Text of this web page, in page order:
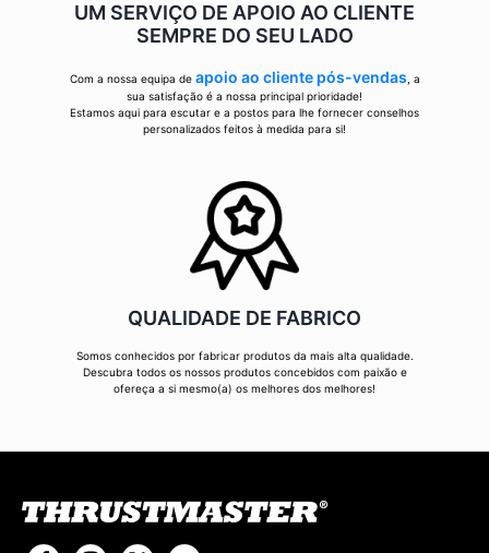
UM SERVIÇO DE APOIO AO CLIENTE
SEMPRE DO SEU LADO
Com a nossa equipa de apoio ao cliente pós-vendas , a
sua satisfação é a nossa principal prioridade!
Estamos aqui para escutar e a postos para lhe fornecer conselhos
personalizados feitos à medida para si!
QUALIDADE DE FABRICO
Somos conhecidos por fabricar produtos da mais alta qualidade.
Descubra todos os nossos produtos concebidos com paixão e
ofereça a si mesmo(a) os melhores dos melhores!